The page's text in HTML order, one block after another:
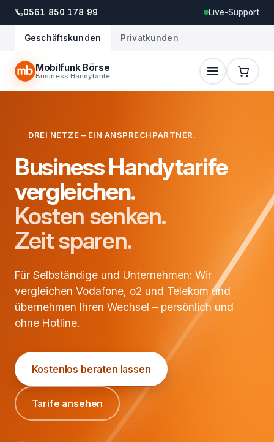
0561 850 178 99 Live-Support
Geschäftskunden Privatkunden
Mobilfunk Börse
Business Handytarife
DREI NETZE – EIN ANSPRECHPARTNER.
Business Handytarife
vergleichen.
Kosten senken.
Zeit sparen.
Für Selbständige und Unternehmen: Wir
vergleichen Vodafone, o2 und Telekom und
übernehmen Ihren Wechsel – persönlich und
ohne Hotline.
Kostenlos beraten lassen
Tarife ansehen